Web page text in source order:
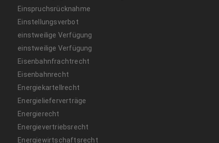
Einspruchsrücknahme
Einstellungsverbot
einstweilige Verfügung
einstweilige Verfügung
Eisenbahnfrachtrecht
Eisenbahnrecht
Energiekartellrecht
Energielieferverträge
Energierecht
Energievertriebsrecht
Energiewirtschaftsrecht